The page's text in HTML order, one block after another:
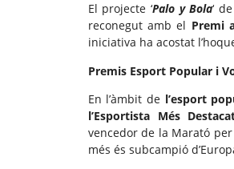
El projecte ‘Palo y Bola‘
reconegut amb el Premi
iniciativa ha acostat
Premis Esport Popular i
En l’àmbit de l’esport
l’Esportista Més
vencedor de la Marató
més és subcampió